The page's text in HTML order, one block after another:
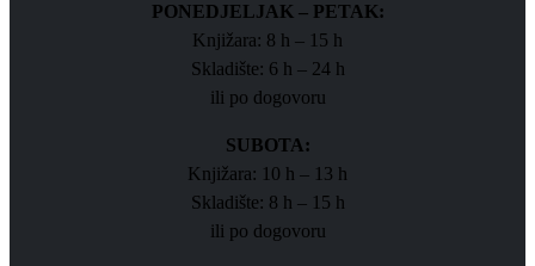
PONEDJELJAK – PETAK:
Knjižara: 8 h – 15 h
Skladište: 6 h – 24 h
ili po dogovoru
SUBOTA:
Knjižara: 10 h – 13 h
Skladište: 8 h – 15 h
ili po dogovoru